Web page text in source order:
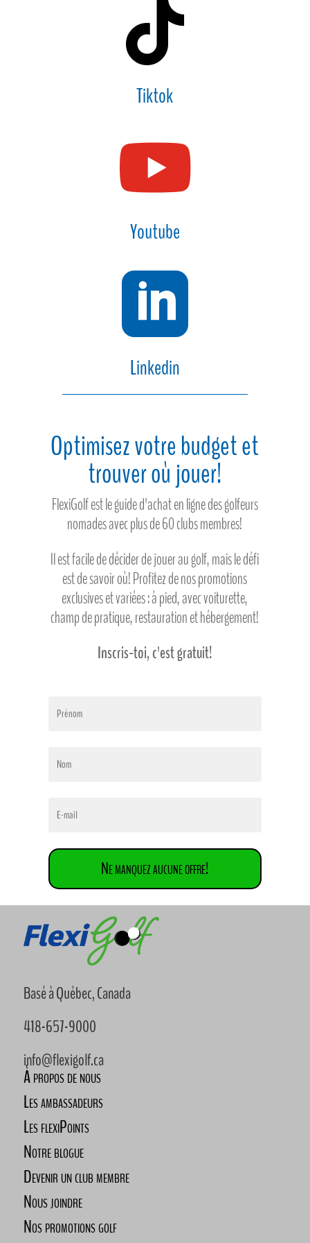

Tiktok

Youtube

Linkedin
Optimisez votre budget et
trouver où jouer!
FlexiGolf est le guide d'achat en ligne des golfeurs
nomades avec plus de 60 clubs membres!
Il est facile de décider de jouer au golf, mais le défi
est de savoir où! Profitez de nos promotions
exclusives et variées : à pied, avec voiturette,
champ de pratique, restauration et hébergement!
Inscris-toi, c'est gratuit!
Ne manquez aucune offre!
Basé à Québec, Canada
418-657-9000
info@flexigolf.ca
À propos de nous
Les ambassadeurs
Les flexiPoints
Notre blogue
Devenir un club membre
Nous joindre
Nos promotions golf